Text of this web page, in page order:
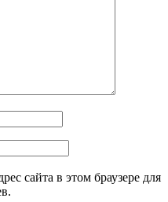
сайта в этом браузере для